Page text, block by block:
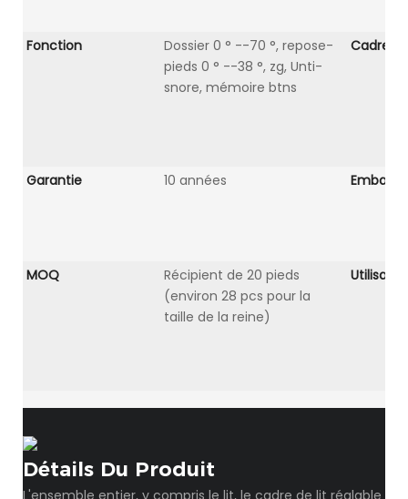
Fonction
Dossier 0 ° --70 °, repose-
pieds 0 ° --38 °, zg, Unti-
snore, mémoire btns
Cadre
Garantie 10 années
MOQ
Récipient de 20 pieds
(environ 28 pcs pour la
taille de la reine)
Détails Du Produit
L'ensemble entier, y compris le lit, le cadre de lit réglable